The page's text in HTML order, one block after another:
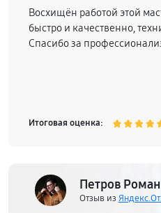
Восхищён работой этой
быстро и качественно,
Спасибо за
Итоговая оценка:
Петров Роман
Отзыв из